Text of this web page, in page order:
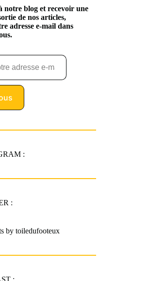
notre blog et recevoir une
de nos articles,
adresse e-mail dans
:
:
by toiledufooteux
: